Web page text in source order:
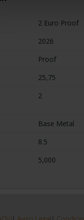
2 Euro Proof
2026
Proof
25,75
2
Base Metal
8.5
5,000